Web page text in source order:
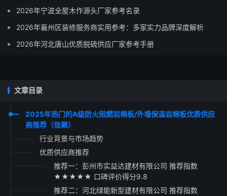
2026年宁波全屋木作源头厂家参考名录
2026年襄州区装修服务商实用参考：多家实力品牌深度解析
2026年河北唐山优质脱硫供应厂家参考手册
文章目录
2025年热门的A级防火阻燃岩棉板/外墙保温岩棉板优质供应
商推荐（信赖）
行业背景与市场趋势
优质供应商推荐
推荐一：彭州市实益达建材有限公司 推荐指数
★★★★★ 口碑评价得分9.8
推荐二：河北绿能新型建材有限公司 推荐指数